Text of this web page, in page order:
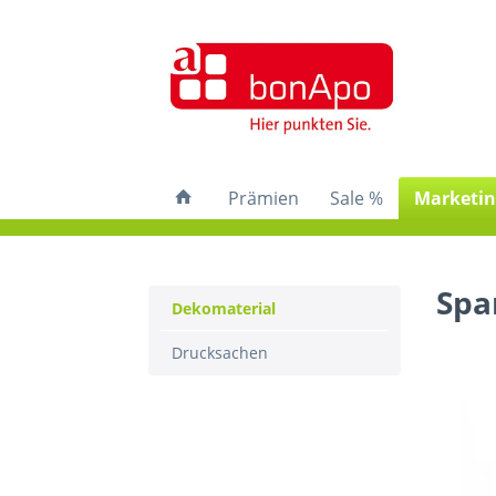
Prämien Sale %
Dekomaterial
Drucksachen